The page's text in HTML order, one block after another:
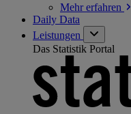
Mehrerfahren
Daily Data
Leistungen
Das Statistik Portal